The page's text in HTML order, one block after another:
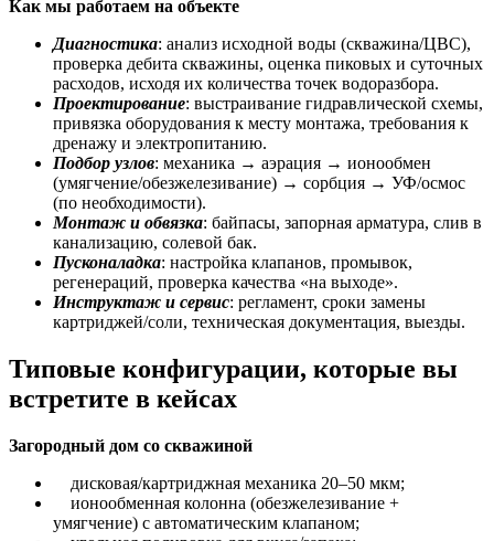
Как мы работаем на объекте
Диагностика: анализ исходной воды (скважина/ЦВС),
проверка дебита скважины, оценка пиковых и суточных
расходов, исходя их количества точек водоразбора.
Проектирование: выстраивание гидравлической схемы,
привязка оборудования к месту монтажа, требования к
дренажу и электропитанию.
Подбор узлов: механика → аэрация → ионообмен
(умягчение/обезжелезивание) → сорбция → УФ/осмос
(по необходимости).
Монтаж и обвязка: байпасы, запорная арматура, слив в
канализацию, солевой бак.
Пусконаладка: настройка клапанов, промывок,
регенераций, проверка качества «на выходе».
Инструктаж и сервис: регламент, сроки замены
картриджей/соли, техническая документация, выезды.
Типовые конфигурации, которые вы
встретите в кейсах
Загородный дом со скважиной
дисковая/картриджная механика 20–50 мкм;
ионообменная колонна (обезжелезивание +
умягчение) с автоматическим клапаном;